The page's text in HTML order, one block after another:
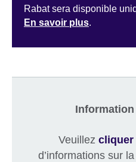
Rabat sera disponible
En savoir plus.
Veuillez cliquer
d’informations sur